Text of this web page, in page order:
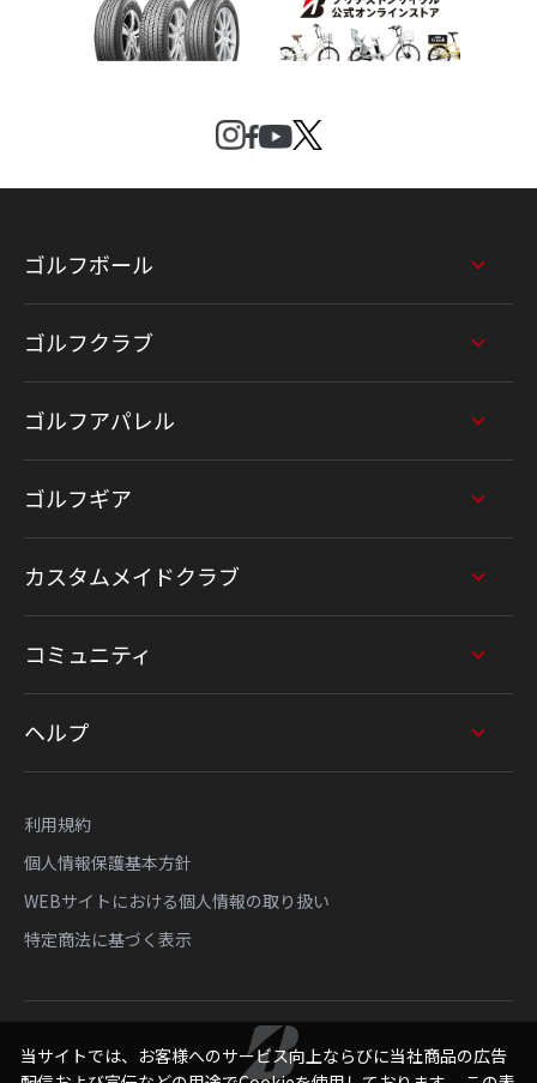
ゴルフボール
ゴルフクラブ
ゴルフアパレル
ゴルフギア
カスタムメイドクラブ
コミュニティ
ヘルプ
利用規約
個人情報保護基本方針
WEBサイトにおける個人情報の取り扱い
特定商法に基づく表示
当サイトでは、お客様へのサービス向上ならびに当社商品の広告